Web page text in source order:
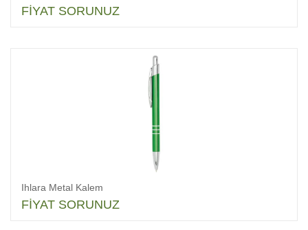
FİYAT SORUNUZ
Ihlara Metal Kalem
FİYAT SORUNUZ